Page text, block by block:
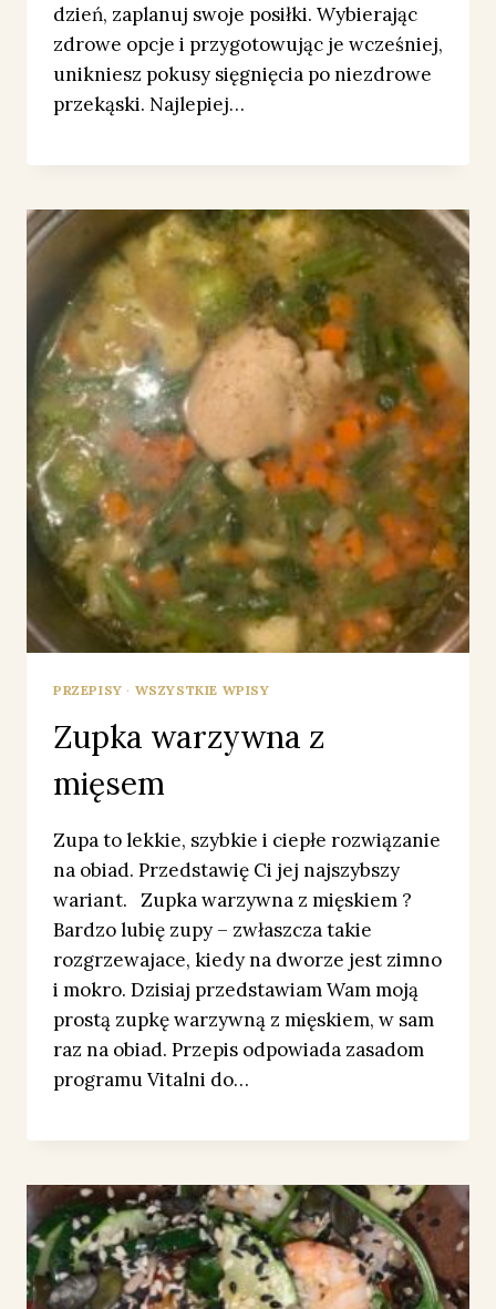
dzień, zaplanuj swoje posiłki. Wybierając
zdrowe opcje i przygotowując je wcześniej,
unikniesz pokusy sięgnięcia po niezdrowe
przekąski. Najlepiej…
PRZEPISY · WSZYSTKIE WPISY
Zupka warzywna z
mięsem
Zupa to lekkie, szybkie i ciepłe rozwiązanie
na obiad. Przedstawię Ci jej najszybszy
wariant. Zupka warzywna z mięskiem ?
Bardzo lubię zupy – zwłaszcza takie
rozgrzewajace, kiedy na dworze jest zimno
i mokro. Dzisiaj przedstawiam Wam moją
prostą zupkę warzywną z mięskiem, w sam
raz na obiad. Przepis odpowiada zasadom
programu Vitalni do…